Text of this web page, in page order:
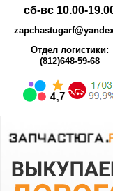
сб-вс 10.00-
Отдел логистики:
(812)648-59-68